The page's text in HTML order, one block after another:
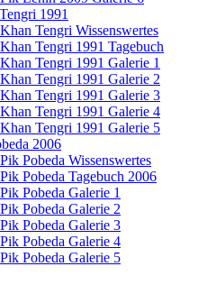
1991
Khan Tengri Wissenswertes
Khan Tengri 1991 Tagebuch
Khan Tengri 1991 Galerie 1
Khan Tengri 1991 Galerie 2
Khan Tengri 1991 Galerie 3
Khan Tengri 1991 Galerie 4
Khan Tengri 1991 Galerie 5
2006
Pik Pobeda Wissenswertes
Pik Pobeda Tagebuch 2006
Pik Pobeda Galerie 1
Pik Pobeda Galerie 2
Pik Pobeda Galerie 3
Pik Pobeda Galerie 4
Pik Pobeda Galerie 5